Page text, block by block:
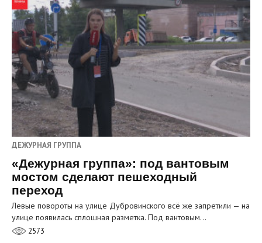
ДЕЖУРНАЯ ГРУППА
«Дежурная группа»: под вантовым
мостом сделают пешеходный
переход
Левые повороты на улице Дубровинского всё же запретили — на
улице появилась сплошная разметка. Под вантовым…
2573